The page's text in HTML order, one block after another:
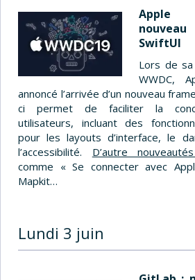
Apple
SwiftUI
Lors de sa
WWDC,
annoncé l’arrivée d’un nouveau
ci permet de faciliter la
utilisateurs, incluant des
pour les layouts d’interface, le
l’accessibilité. D’autre
comme « Se connecter avec
Mapkit…
Lundi 3 juin